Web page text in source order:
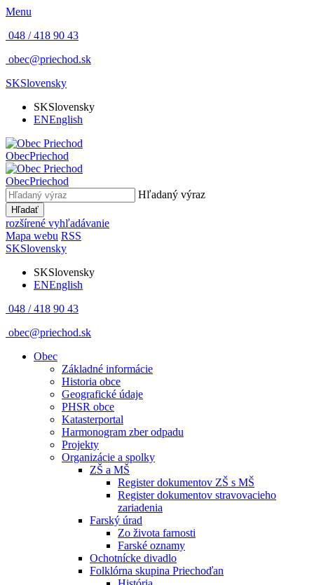
Menu
048 / 418 90 43
obec@priechod.sk
SKSlovensky
SKSlovensky
ENEnglish
ObecPriechod
ObecPriechod
Hľadaný výraz
Hľadať
rozšírené vyhľadávanie
Mapa webu RSS
SKSlovensky
SKSlovensky
ENEnglish
048 / 418 90 43
obec@priechod.sk
Obec
Základné informácie
Historia obce
Geografické údaje
PHSR obce
Katasterportal
Harmonogram zber odpadu
Projekty
Organizácie a spolky
ZŠ a MŠ
Register dokumentov ZŠ s MŠ
Register dokumentov stravovacieho
zariadenia
Farský úrad
Zo života farnosti
Farské oznamy
Ochotnícke divadlo
Folklórna skupina Priechoďan